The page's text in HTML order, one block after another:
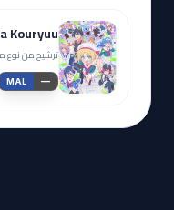
ترشيح من نوع
MAL —